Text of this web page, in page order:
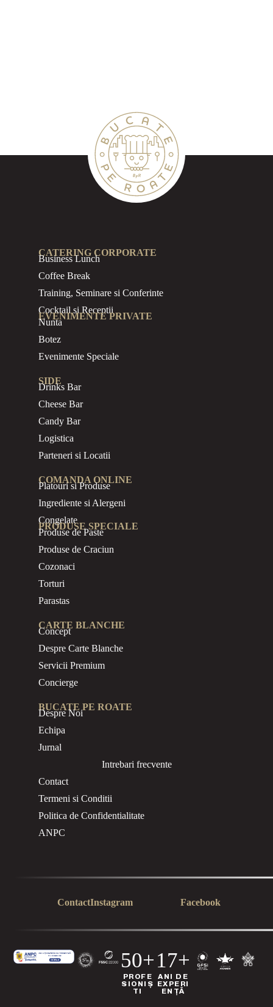
CATERING CORPORATE
BusinessLunch
Coffee Break
Training, Seminare si Conferinte
Cocktail si Receptii
EVENIMENTE PRIVATE
Nunta
Botez
Evenimente Speciale
SIDE
Drinks Bar
Cheese Bar
Candy Bar
Logistica
Parteneri si Locatii
COMANDA ONLINE
Platouri si Produse
Ingrediente si Alergeni
Congelate
PRODUSE SPECIALE
Produse de Paste
Produse de Craciun
Cozonaci
Torturi
Parastas
CARTE BLANCHE
Concept
Despre Carte Blanche
Servicii Premium
Concierge
BUCATE PE ROATE
Despre Noi
Echipa
Jurnal
Intrebari frecvente
Contact
Termeni si Conditii
Politica de Confidentialitate
ANPC
ContactInstagram Facebook
50+
PROFE
SIONIȘ
TI
17+
ANI DE
EXPERI
ENȚĂ